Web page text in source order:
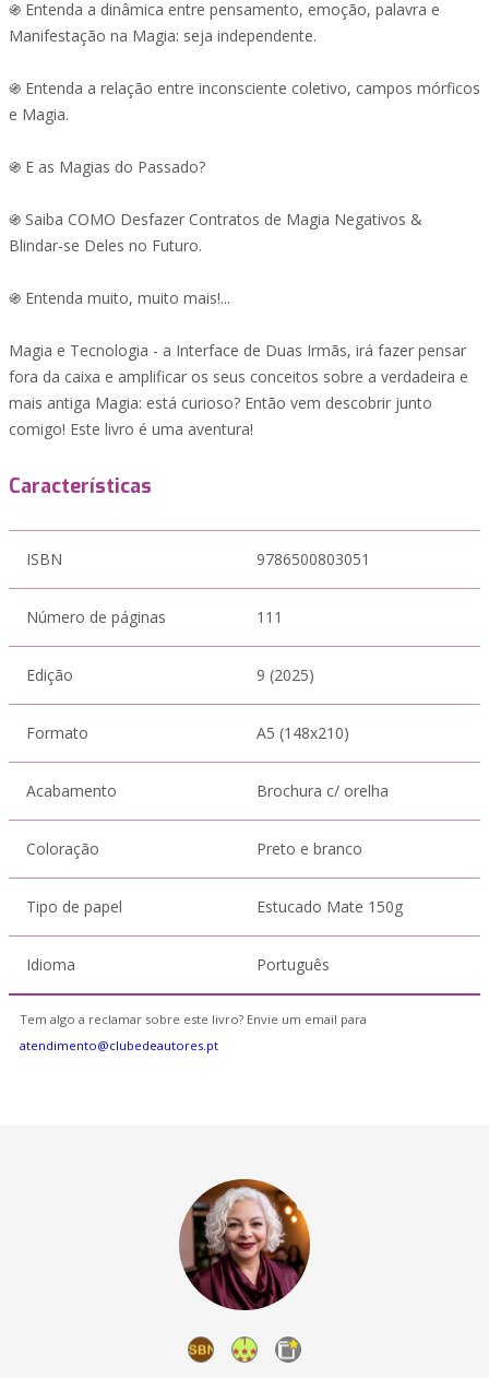
֍ Entenda a dinâmica entre pensamento, emoção, palavra e
Manifestação na Magia: seja independente.
֍ Entenda a relação entre inconsciente coletivo, campos mórficos
e Magia.
֍ E as Magias do Passado?
֍ Saiba COMO Desfazer Contratos de Magia Negativos &
Blindar-se Deles no Futuro.
֍ Entenda muito, muito mais!...
Magia e Tecnologia - a Interface de Duas Irmãs, irá fazer pensar
fora da caixa e amplificar os seus conceitos sobre a verdadeira e
mais antiga Magia: está curioso? Então vem descobrir junto
comigo! Este livro é uma aventura!
Características
ISBN 9786500803051
Número de páginas 111
Edição 9 (2025)
Formato A5 (148x210)
Acabamento Brochura c/ orelha
Coloração Preto e branco
Tipo de papel Estucado Mate 150g
Idioma Português
Tem algo a reclamar sobre este livro? Envie um email para
atendimento@clubedeautores.pt